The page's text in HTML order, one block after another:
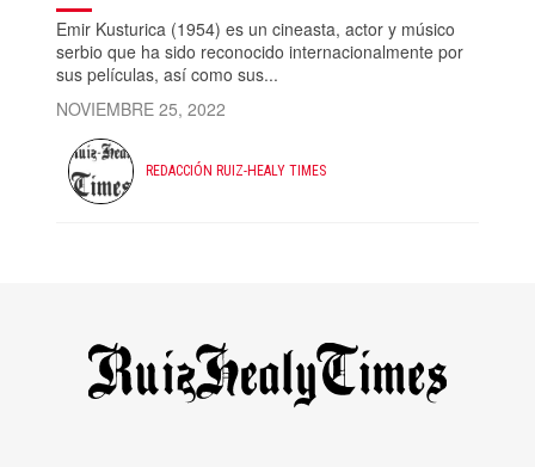
Emir Kusturica (1954) es un cineasta, actor y músico
serbio que ha sido reconocido internacionalmente por
sus películas, así como sus...
NOVIEMBRE 25, 2022
REDACCIÓN RUIZ-HEALY TIMES